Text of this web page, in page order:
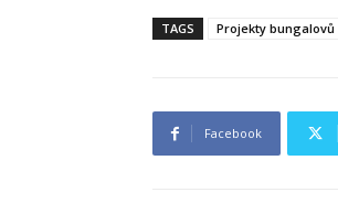
TAGS Projekty bungalovů
Facebook